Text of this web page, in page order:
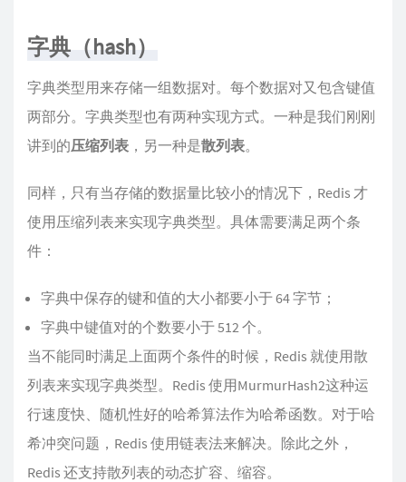
字典（hash）
字典类型用来存储一组数据对。每个数据对又包含键值
两部分。字典类型也有两种实现方式。一种是我们刚刚
讲到的压缩列表 ，另一种是散列表。
同样，只有当存储的数据量比较小的情况下，Redis 才
使用压缩列表来实现字典类型。具体需要满足两个条
件：
字典中保存的键和值的大小都要小于 64 字节；
字典中键值对的个数要小于 512 个。
当不能同时满足上面两个条件的时候，Redis 就使用散
列表来实现字典类型。Redis 使用MurmurHash2这种运
行速度快、随机性好的哈希算法作为哈希函数。对于哈
希冲突问题，Redis 使用链表法来解决。除此之外，
Redis 还支持散列表的动态扩容、缩容。